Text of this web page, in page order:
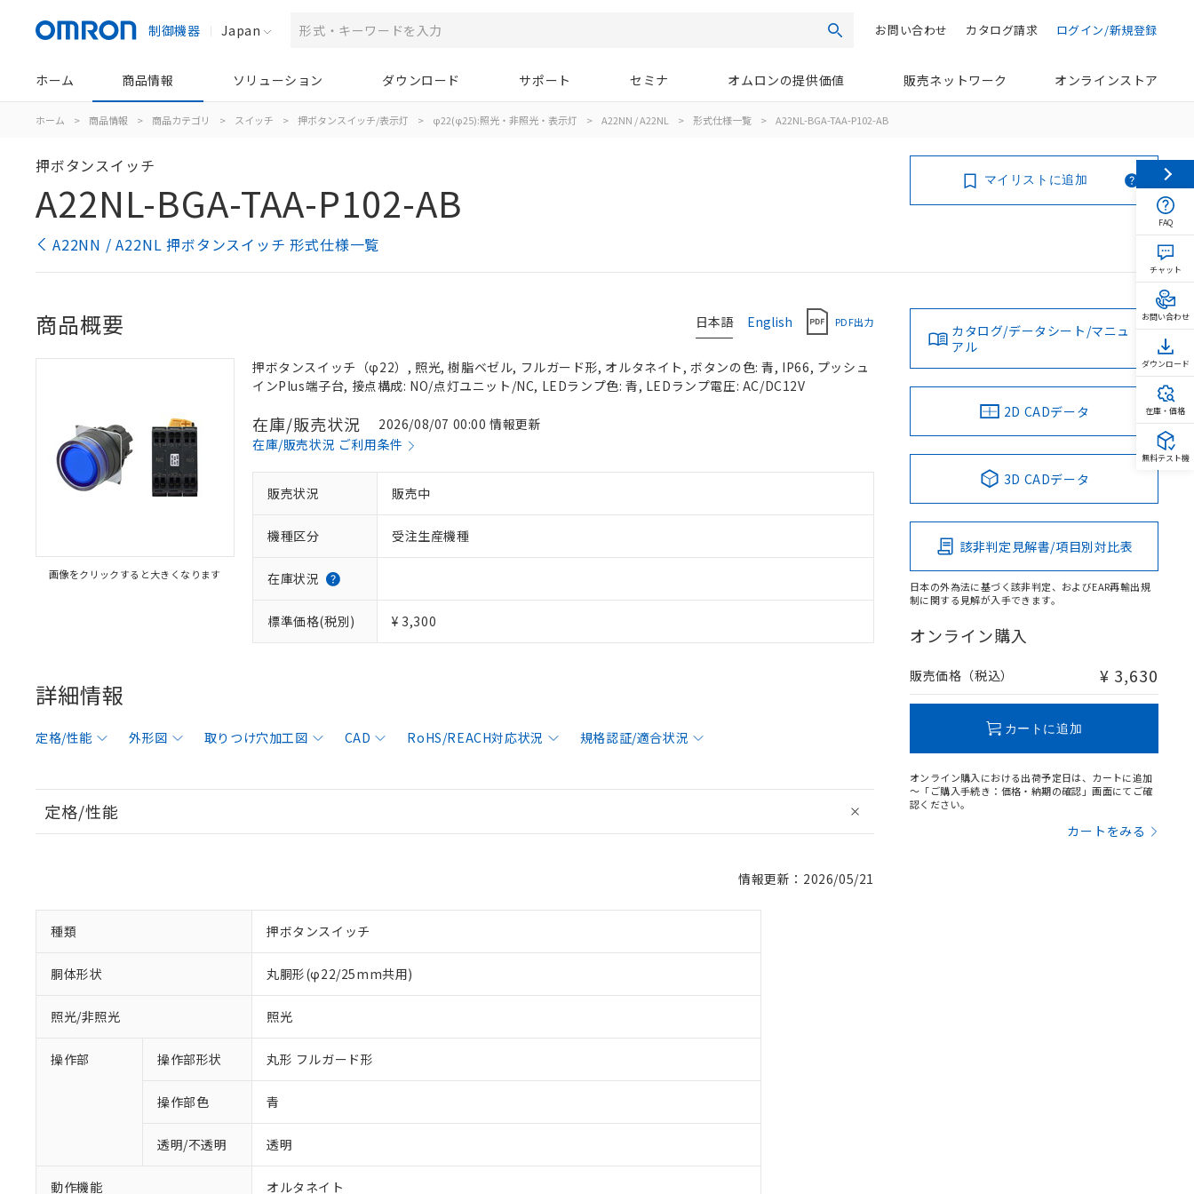
制御機器 Japan 検索 ログイン/新規登録
カタログ請求
お問い合わせ
ホーム 商品情報 ソリューション ダウンロード サポート セミナ オムロンの提供価値 販売ネットワーク オンラインストア
ホーム > 商品情報 > 商品カテゴリ > スイッチ > 押ボタンスイッチ/表示灯 > φ22(φ25):照光・非照光・表示灯 > A22NN / A22NL > 形式仕様一覧 > A22NL-BGA-TAA-P102-AB
押ボタンスイッチ
A22NL-BGA-TAA-P102-AB
A22NN / A22NL 押ボタンスイッチ 形式仕様一覧
マイリストに追加
日本語 English PDF出力
商品概要
画像をクリックすると大きくなります
押ボタンスイッチ（φ22）, 照光, 樹脂ベゼル, フルガード形, オルタネイト, ボタンの色: 青, IP66, プッシュ
インPlus端子台, 接点構成: NO/点灯ユニット/NC, LEDランプ色: 青, LEDランプ電圧: AC/DC12V
在庫/販売状況
2026/08/07 00:00 情報更新
在庫/販売状況 ご利用条件
販売状況 販売中
機種区分 受注生産機種
在庫状況
標準価格(税別) ¥ 3,300
詳細情報
定格/性能 外形図 取りつけ穴加工図 CAD RoHS/REACH対応状況 規格認証/適合状況
定格/性能
情報更新：2026/05/21
種類 押ボタンスイッチ
胴体形状 丸胴形(φ22/25mm共用)
照光/非照光 照光
操作部 操作部形状 丸形 フルガード形
操作部色 青
透明/不透明 透明
動作機能 オルタネイト
カタログ/データシート/マニュ
アル
2D CADデータ
3D CADデータ
該非判定見解書/項目別対比表
日本の外為法に基づく該非判定、およびEAR再輸出規
制に関する見解が入手できます。
オンライン購入
販売価格（税込） ¥ 3,630
カートに追加
オンライン購入における出荷予定日は、カートに追加
～「ご購入手続き：価格・納期の確認」画面にてご確
認ください。
カートをみる
FAQ
チャット
お問い合わせ
ダウンロード
在庫・価格
無料テスト機